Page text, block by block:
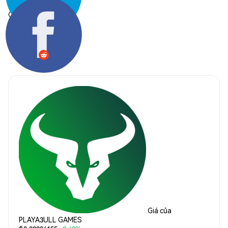
Chia sẻ:
Giá của
PLAYA3ULL GAMES